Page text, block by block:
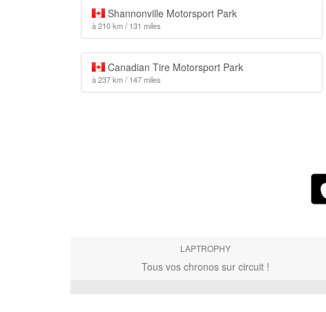
Shannonville Motorsport Park
à 210 km / 131 miles
Canadian Tire Motorsport Park
à 237 km / 147 miles
LAPTROPHY
Tous vos chronos sur circuit !